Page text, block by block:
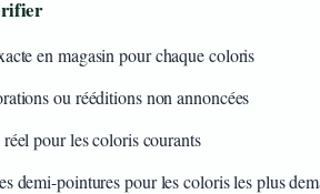
en magasin pour chaque coloris
ou rééditions non annoncées
pour les coloris courants
demi-pointures pour les coloris les plus